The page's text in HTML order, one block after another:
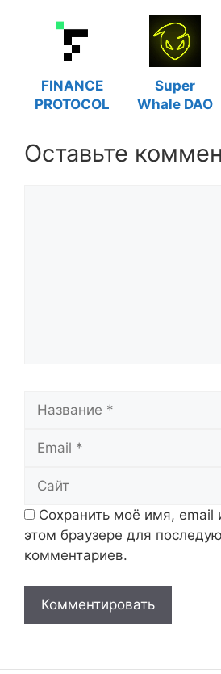
FINANCE
PROTOCOL
Super
Whale DAO
Оставьте
Сохранить моё имя, email
этом браузере для
комментариев.